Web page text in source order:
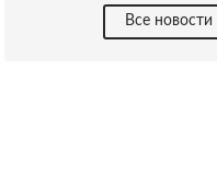
Все новости